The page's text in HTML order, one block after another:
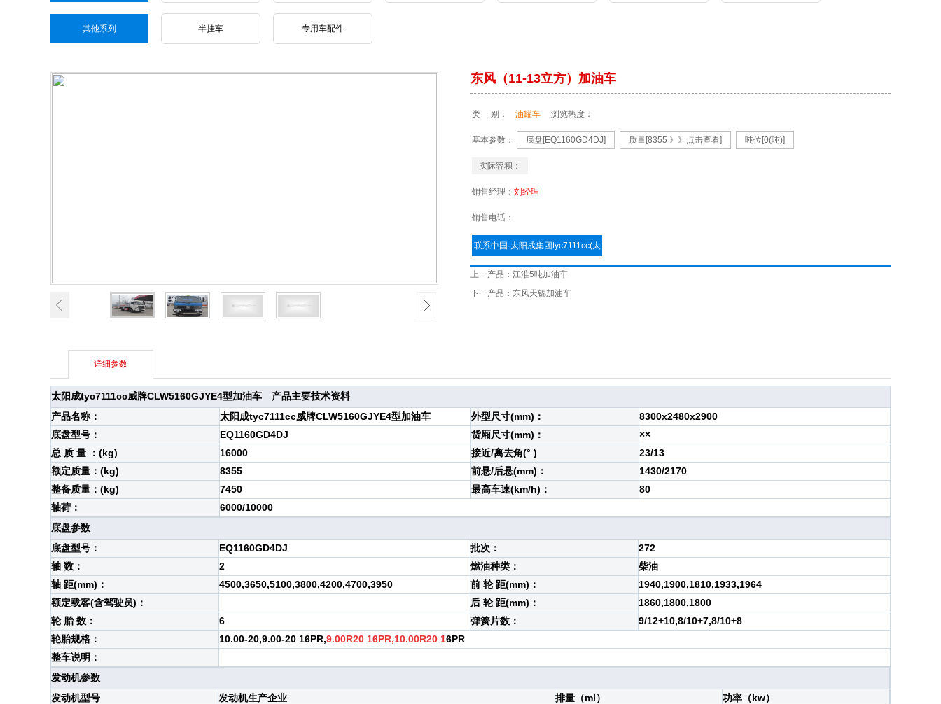
其他系列 半挂车 专用车配件
东风（11-13立方）加油车
类 别： 油罐车 浏览热度：
基本参数： 底盘[EQ1160GD4DJ] 质量[8355 》》点击查看] 吨位[0(吨)]
实际容积：
销售经理： 刘经理
销售电话：
联系中国·太阳成集团tyc7111cc(太
阳集团tyc122cc)有限公司 立即购
买
上一产品： 江淮5吨加油车
下一产品： 东风天锦加油车
详细参数
太阳成tyc7111cc威牌CLW5160GJYE4型加油车 产品主要技术资料
产品名称：
太阳成tyc7111cc威牌CLW5160GJYE4型加油车 外型尺寸(mm)：
8300x2480x2900
底盘型号：
EQ1160GD4DJ 货厢尺寸(mm)：
××
总 质 量 ：(kg)
16000 接近/离去角(° )
23/13
额定质量：(kg)
8355 前悬/后悬(mm)：
1430/2170
整备质量：(kg)
7450 最高车速(km/h)：
80
轴荷：
6000/10000
底盘参数
底盘型号：
EQ1160GD4DJ 批次：
272
轴 数：
2 燃油种类：
柴油
轴 距(mm)：
4500,3650,5100,3800,4200,4700,3950 前 轮 距(mm)：
1940,1900,1810,1933,1964
额定载客(含驾驶员)：
后 轮 距(mm)：
1860,1800,1800
轮 胎 数：
6 弹簧片数：
9/12+10,8/10+7,8/10+8
轮胎规格：
10.00-20,9.00-20 16PR,9.00R20 16PR,10.00R20 16PR
整车说明：
发动机参数
发动机型号
发动机生产企业 排量（ml）
功率（kw）